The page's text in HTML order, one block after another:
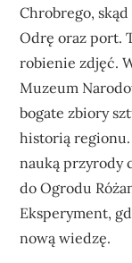
Chrobrego,
Odrę oraz port.
robienie zdjęć.
Muzeum
bogate zbiory
historią
nauką przyrody
do Ogrodu
Eksperyment,
nową wiedzę.